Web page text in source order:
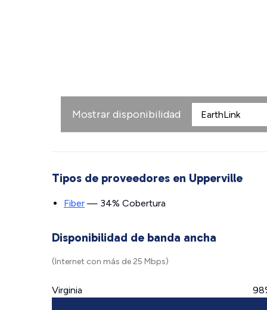
Mostrar disponibilidad
Tipos de proveedores en Upperville
Fiber — 34% Cobertura
Disponibilidad de banda ancha
(Internet con más de 25 Mbps)
Virginia